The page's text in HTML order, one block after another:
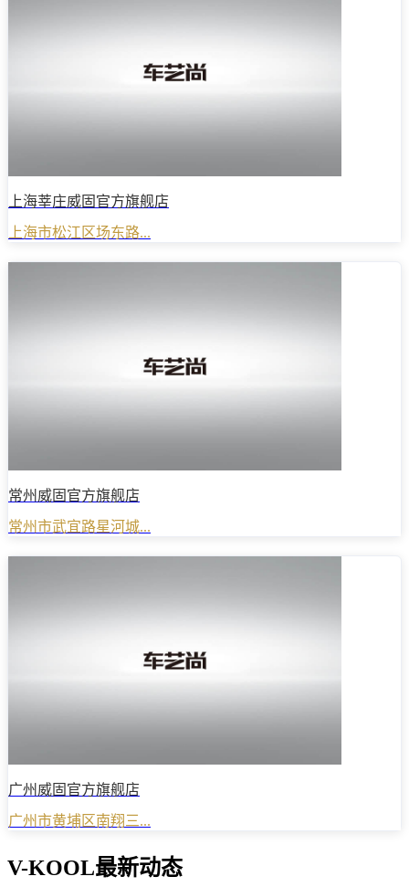
上海莘庄威固官方旗舰店
上海市松江区场东路...
常州威固官方旗舰店
常州市武宜路星河城...
广州威固官方旗舰店
广州市黄埔区南翔三...
V-KOOL最新动态